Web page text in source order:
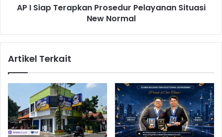
a
I
n
i
D
n
s
e
d
u
AP I Siap Terapkan Prosedur Pelayanan Situasi
New Normal
Artikel Terkait